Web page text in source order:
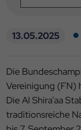
13.05.2025
Die
Vereinigung (FN)
Die Al Shira’aa
traditionsreiche